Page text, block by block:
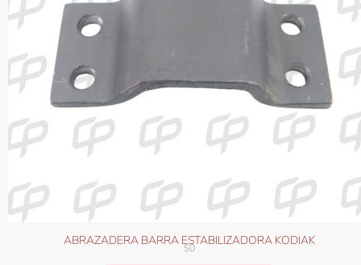
ABRAZADERA BARRA ESTABILIZADORA KODIAK
$0